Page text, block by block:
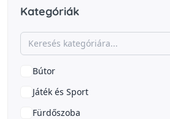
Kategóriák
Bútor
Játék és Sport
Fürdőszoba